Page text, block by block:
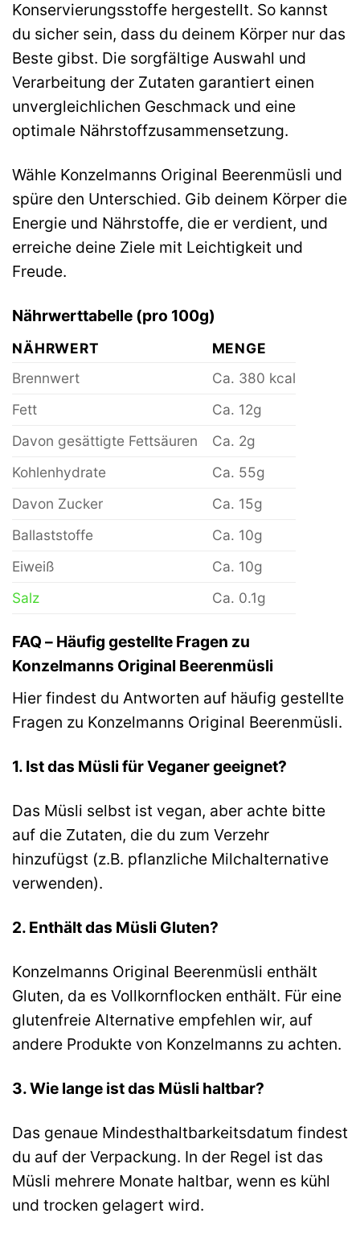
Konservierungsstoffe hergestellt. So kannst
du sicher sein, dass du deinem Körper nur das
Beste gibst. Die sorgfältige Auswahl und
Verarbeitung der Zutaten garantiert einen
unvergleichlichen Geschmack und eine
optimale Nährstoffzusammensetzung.
Wähle Konzelmanns Original Beerenmüsli und
spüre den Unterschied. Gib deinem Körper die
Energie und Nährstoffe, die er verdient, und
erreiche deine Ziele mit Leichtigkeit und
Freude.
Nährwerttabelle (pro 100g)
NÄHRWERT
MENGE
Brennwert
Ca. 380 kcal
Fett
Ca. 12g
Davon gesättigte Fettsäuren
Ca. 2g
Kohlenhydrate
Ca. 55g
Davon Zucker
Ca. 15g
Ballaststoffe
Ca. 10g
Eiweiß
Ca. 10g
Salz
Ca. 0.1g
FAQ – Häufig gestellte Fragen zu
Konzelmanns Original Beerenmüsli
Hier findest du Antworten auf häufig gestellte
Fragen zu Konzelmanns Original Beerenmüsli.
1. Ist das Müsli für Veganer geeignet?
Das Müsli selbst ist vegan, aber achte bitte
auf die Zutaten, die du zum Verzehr
hinzufügst (z.B. pflanzliche Milchalternative
verwenden).
2. Enthält das Müsli Gluten?
Konzelmanns Original Beerenmüsli enthält
Gluten, da es Vollkornflocken enthält. Für eine
glutenfreie Alternative empfehlen wir, auf
andere Produkte von Konzelmanns zu achten.
3. Wie lange ist das Müsli haltbar?
Das genaue Mindesthaltbarkeitsdatum findest
du auf der Verpackung. In der Regel ist das
Müsli mehrere Monate haltbar, wenn es kühl
und trocken gelagert wird.